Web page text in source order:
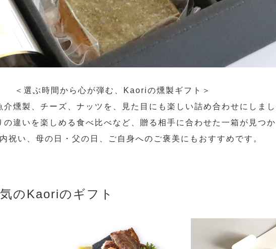
＜選ぶ時間から心が弾む、Kaoriの燻製ギフト＞
燻製、チーズ、ナッツを、見た目にも楽しい詰め合わせにしま
違いを楽しめる食べ比べなど、贈る相手に合わせた一箱が見つか
祝い、母の日・父の日、ご自身へのご褒美にもおすすめです。
のKaoriのギフト